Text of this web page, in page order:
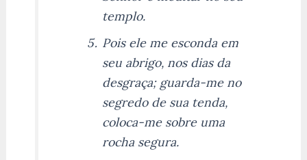
templo.
Pois ele me esconda em
seu abrigo, nos dias da
desgraça; guarda-me no
segredo de sua tenda,
coloca-me sobre uma
rocha segura.